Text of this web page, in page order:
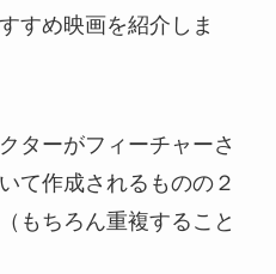
すめ映画を紹介しま
ターがフィーチャーさ
て作成されるものの２
もちろん重複すること